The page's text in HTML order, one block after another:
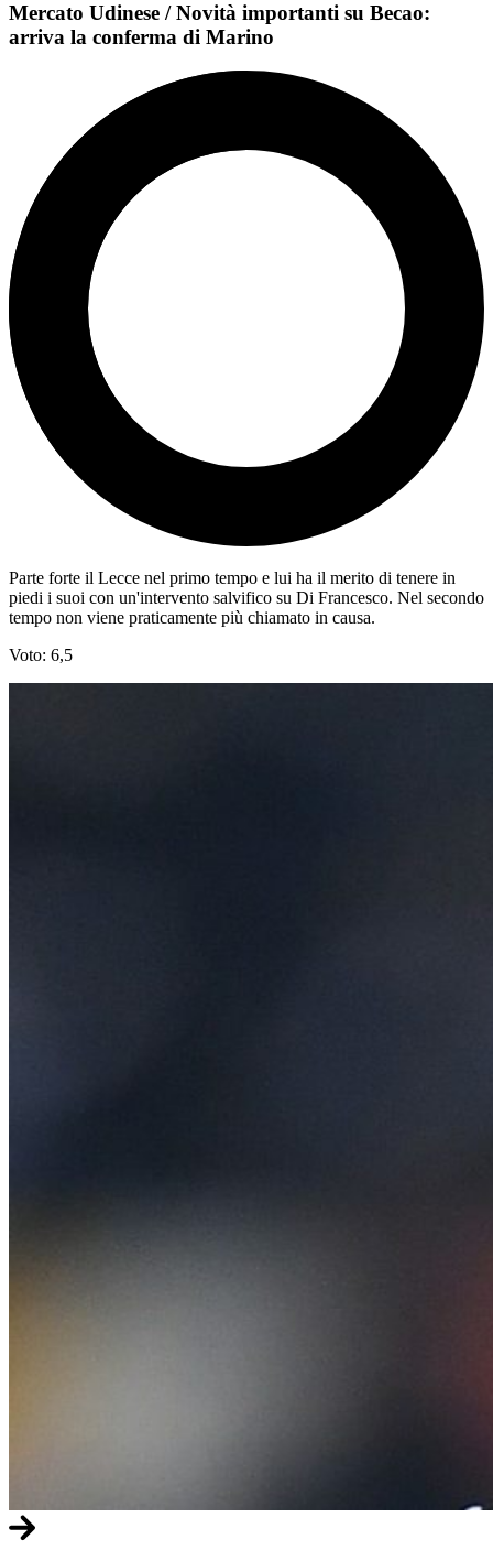
Mercato Udinese / Novità importanti su Becao:
arriva la conferma di Marino
Parte forte il Lecce nel primo tempo e lui ha il merito di tenere in
piedi i suoi con un'intervento salvifico su Di Francesco. Nel secondo
tempo non viene praticamente più chiamato in causa.
Voto: 6,5